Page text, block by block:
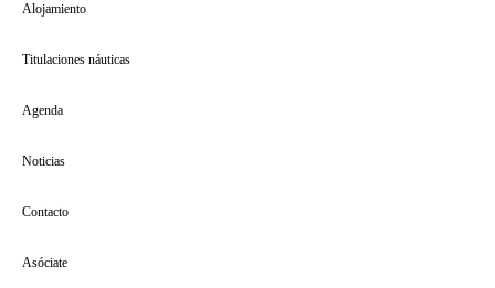
Alojamiento
Titulaciones náuticas
Agenda
Noticias
Contacto
Asóciate